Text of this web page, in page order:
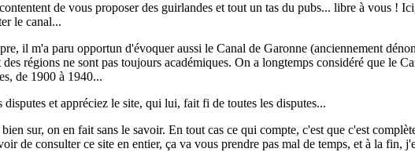
de vous proposer des guirlandes et tout un tas du pubs... libre à vous !
le canal...
il m'a paru opportun d'évoquer aussi le Canal de Garonne (anciennement
régions ne sont pas toujours académiques. On a longtemps considéré que le
de 1900 à 1940...
et appréciez le site, qui lui, fait fi de toutes les disputes...
sur, on en fait sans le savoir. En tout cas ce qui compte, c'est que c'est
de consulter ce site en entier, ça va vous prendre pas mal de temps, et à la fin,